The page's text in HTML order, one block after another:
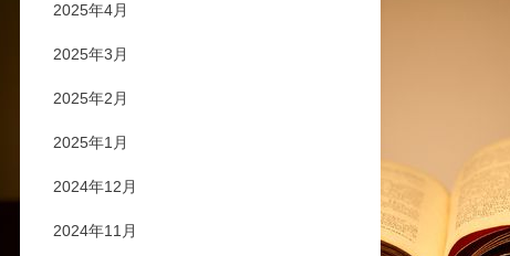
2025年4月
2025年3月
2025年2月
2025年1月
2024年12月
2024年11月